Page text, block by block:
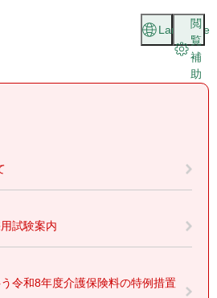
閲
覧
補
助
Language
試験案内
令和8年度介護保険料の特例措置